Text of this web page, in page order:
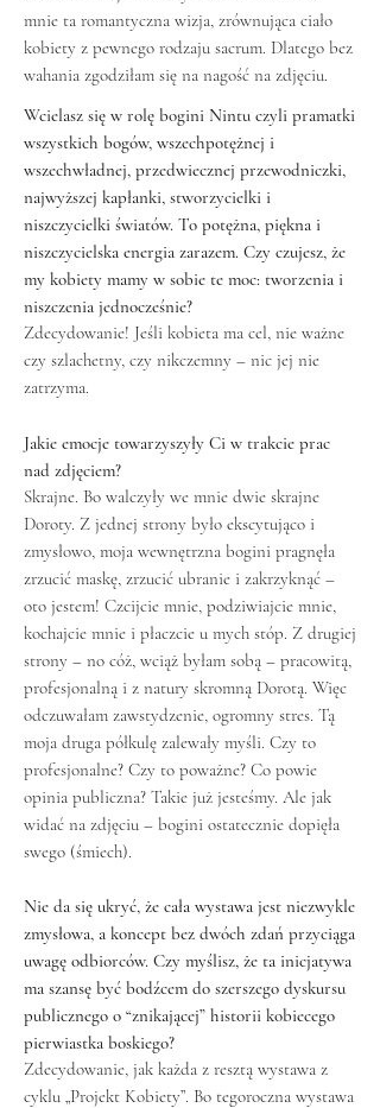
mnie ta romantyczna wizja, zrównująca ciało
kobiety z pewnego rodzaju sacrum. Dlatego bez
wahania zgodziłam się na nagość na zdjęciu.
Wcielasz się w rolę bogini Nintu czyli pramatki
wszystkich bogów, wszechpotężnej i
wszechwładnej, przedwiecznej przewodniczki,
najwyższej kapłanki, stworzycielki i
niszczycielki światów. To potężna, piękna i
niszczycielska energia zarazem. Czy czujesz, że
my kobiety mamy w sobie te moc: tworzenia i
niszczenia jednocześnie?
Zdecydowanie! Jeśli kobieta ma cel, nie ważne
czy szlachetny, czy nikczemny – nic jej nie
zatrzyma.
Jakie emocje towarzyszyły Ci w trakcie prac
nad zdjęciem?
Skrajne. Bo walczyły we mnie dwie skrajne
Doroty. Z jednej strony było ekscytująco i
zmysłowo, moja wewnętrzna bogini pragnęła
zrzucić maskę, zrzucić ubranie i zakrzyknąć –
oto jestem! Czcijcie mnie, podziwiajcie mnie,
kochajcie mnie i płaczcie u mych stóp. Z drugiej
strony – no cóż, wciąż byłam sobą – pracowitą,
profesjonalną i z natury skromną Dorotą. Więc
odczuwałam zawstydzenie, ogromny stres. Tą
moja druga półkulę zalewały myśli. Czy to
profesjonalne? Czy to poważne? Co powie
opinia publiczna? Takie już jesteśmy. Ale jak
widać na zdjęciu – bogini ostatecznie dopięła
swego (śmiech).
Nie da się ukryć, że cała wystawa jest niezwykle
zmysłowa, a koncept bez dwóch zdań przyciąga
uwagę odbiorców. Czy myślisz, że ta inicjatywa
ma szansę być bodźcem do szerszego dyskursu
publicznego o “znikającej” historii kobiecego
pierwiastka boskiego?
Zdecydowanie, jak każda z resztą wystawa z
cyklu „Projekt Kobiety”. Bo tegoroczna wystawa